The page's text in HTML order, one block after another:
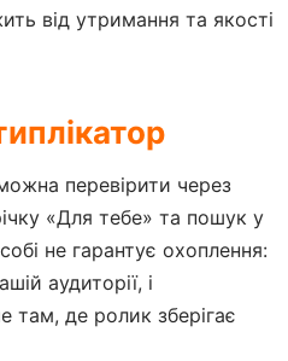
від утримання та якості
перевірити через
«Для тебе» та пошук у
не гарантує охоплення:
аудиторії, і
там, де ролик зберігає